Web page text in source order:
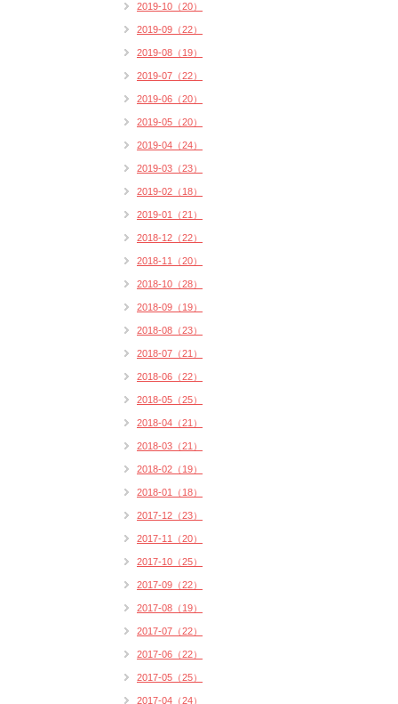
2019-10（20）
2019-09（22）
2019-08（19）
2019-07（22）
2019-06（20）
2019-05（20）
2019-04（24）
2019-03（23）
2019-02（18）
2019-01（21）
2018-12（22）
2018-11（20）
2018-10（28）
2018-09（19）
2018-08（23）
2018-07（21）
2018-06（22）
2018-05（25）
2018-04（21）
2018-03（21）
2018-02（19）
2018-01（18）
2017-12（23）
2017-11（20）
2017-10（25）
2017-09（22）
2017-08（19）
2017-07（22）
2017-06（22）
2017-05（25）
2017-04（24）